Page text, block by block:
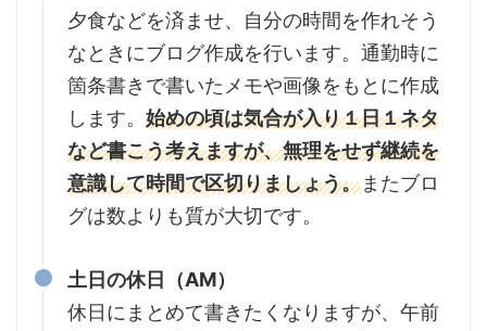
夕食などを済ませ、自分の時間を作れそう
なときにブログ作成を行います。通勤時に
箇条書きで書いたメモや画像をもとに作成
します。 始めの頃は気合が入り１日１ネタ
など書こう考えますが、無理をせず継続を
意識して時間で区切りましょう。またブロ
グは数よりも質が大切です。
土日の休日（AM）
休日にまとめて書きたくなりますが、午前